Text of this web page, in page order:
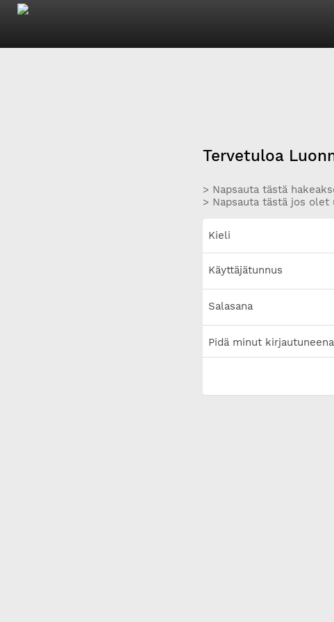
Tervetuloa
> Napsauta tästä
> Napsauta tästä jos olet
Kieli
Käyttäjätunnus
Salasana
Pidä minut